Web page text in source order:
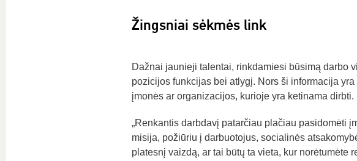
Žingsniai sėkmės link
Dažnai jaunieji talentai, rinkdamiesi būsimą darbo
pozicijos funkcijas bei atlygį. Nors ši informacija
įmonės ar organizacijos, kurioje yra ketinama dirbti.
„Renkantis darbdavį patarčiau plačiau pasidomėti
misija, požiūriu į darbuotojus, socialinės
platesnį vaizdą, ar tai būtų ta vieta, kur norėtumėte